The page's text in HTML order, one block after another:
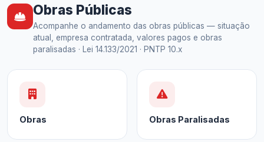
Obras Públicas
Acompanhe o andamento das obras públicas — situação
atual, empresa contratada, valores pagos e obras
paralisadas · Lei 14.133/2021 · PNTP 10.x
Obras Obras Paralisadas